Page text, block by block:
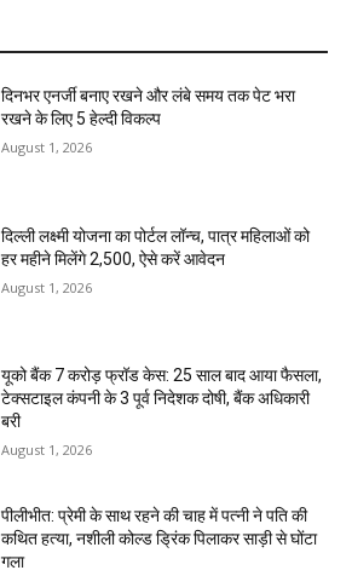
दिनभर एनर्जी बनाए रखने और लंबे समय तक पेट भरा
रखने के लिए 5 हेल्दी विकल्प
August 1, 2026
दिल्ली लक्ष्मी योजना का पोर्टल लॉन्च, पात्र महिलाओं को
हर महीने मिलेंगे ₹2,500, ऐसे करें आवेदन
August 1, 2026
यूको बैंक 7 करोड़ फ्रॉड केस: 25 साल बाद आया फैसला,
टेक्सटाइल कंपनी के 3 पूर्व निदेशक दोषी, बैंक अधिकारी
बरी
August 1, 2026
पीलीभीत: प्रेमी के साथ रहने की चाह में पत्नी ने पति की
कथित हत्या, नशीली कोल्ड ड्रिंक पिलाकर साड़ी से घोंटा
गला